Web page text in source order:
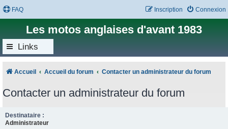
FAQ Connexion
Inscription
Les motos anglaises d'avant 1983
Links
Accueil Accueil du forum Contacter un administrateur du forum
Contacter un administrateur du forum
Destinataire :
Administrateur